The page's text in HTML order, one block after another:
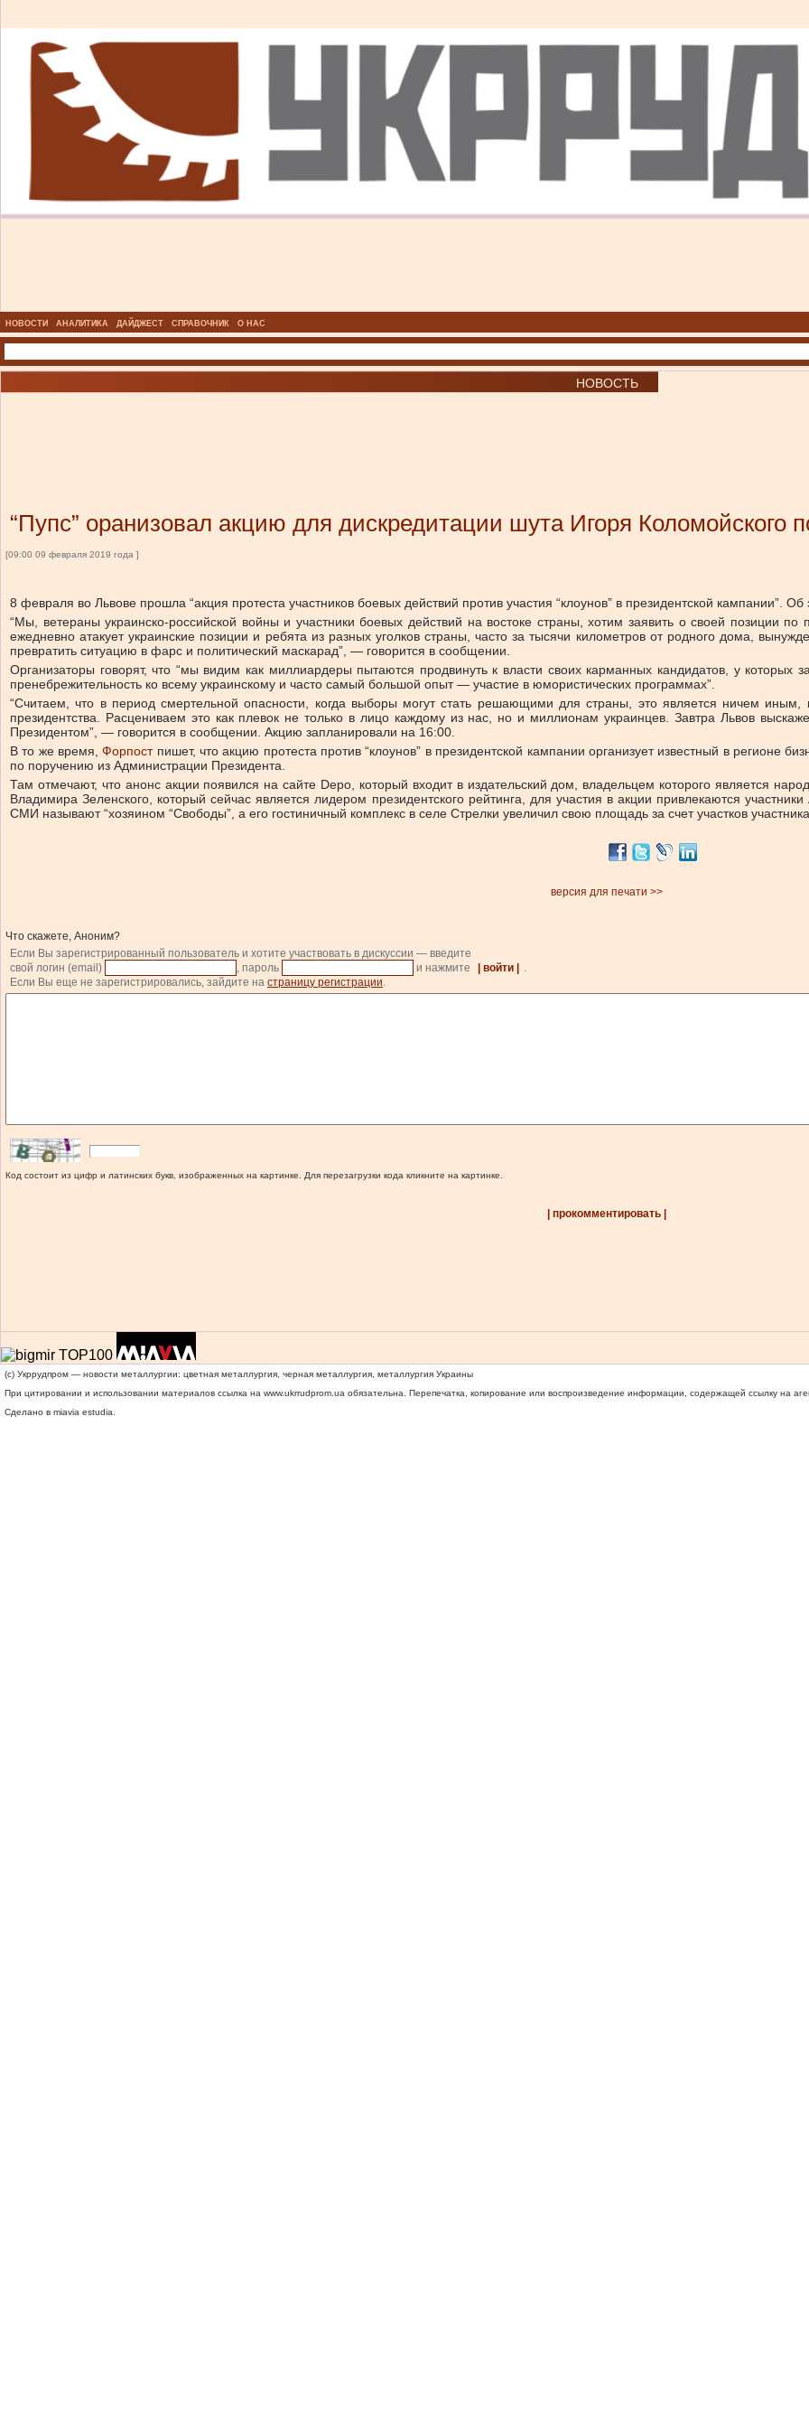
НОВОСТИ АНАЛИТИКА ДАЙДЖЕСТ СПРАВОЧНИК О НАС
НОВОСТЬ
“Пупс” оранизовал акцию для дискредитации шута Игоря Коломойского
[09:00 09 февраля 2019 года ]
8 февраля во Львове прошла “акция протеста участников боевых действий против участия “клоунов” в президентской кампании”.
“Мы, ветераны украинско-российской войны и участники боевых действий на востоке страны, хотим заявить о своей позиции
ежедневно атакует украинские позиции и ребята из разных уголков страны, часто за тысячи километров от родного дома,
превратить ситуацию в фарс и политический маскарад”, — говорится в сообщении.
Организаторы говорят, что “мы видим как миллиардеры пытаются продвинуть к власти своих карманных кандидатов, у которых
пренебрежительность ко всему украинскому и часто самый большой опыт — участие в юмористических программах”.
“Считаем, что в период смертельной опасности, когда выборы могут стать решающими для страны, это является ничем иным,
президентства. Расцениваем это как плевок не только в лицо каждому из нас, но и миллионам украинцев. Завтра Львов
Президентом”, — говорится в сообщении. Акцию запланировали на 16:00.
В то же время,Форпостпишет, что акцию протеста против “клоунов” в президентской кампании организует известный в регионе
по поручению из Администрации Президента.
Там отмечают, что анонс акции появился на сайте Depo, который входит в издательский дом, владельцем которого является
Владимира Зеленского, который сейчас является лидером президентского рейтинга, для участия в акции привлекаются
СМИ называют “хозяином “Свободы”, а его гостиничный комплекс в селе Стрелки увеличил свою площадь за счет участков
версия для печати >>
Что скажете, Аноним?
Если Вы зарегистрированный пользователь и хотите участвовать в дискуссии — введите
свой логин (email)
, пароль и нажмите | войти |
.
Если Вы еще не зарегистрировались, зайдите на страницу регистрации.
Код состоит из цифр и латинских букв, изображенных на картинке. Для перезагрузки кода кликните на картинке.
| прокомментировать |
(c) Укррудпром — новости металлургии: цветная металлургия, черная металлургия, металлургия Украины
При цитировании и использовании материалов ссылка на www.ukrrudprom.ua обязательна. Перепечатка, копирование или воспроизведение информации, содержащей ссылку на
Сделано в miavia estudia.